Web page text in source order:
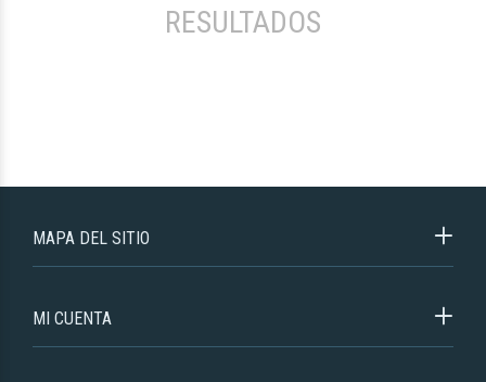
RESULTADOS
MAPA DEL SITIO
MI CUENTA